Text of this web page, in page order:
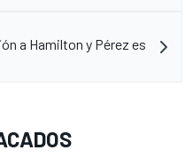
a Hamilton y Pérez es